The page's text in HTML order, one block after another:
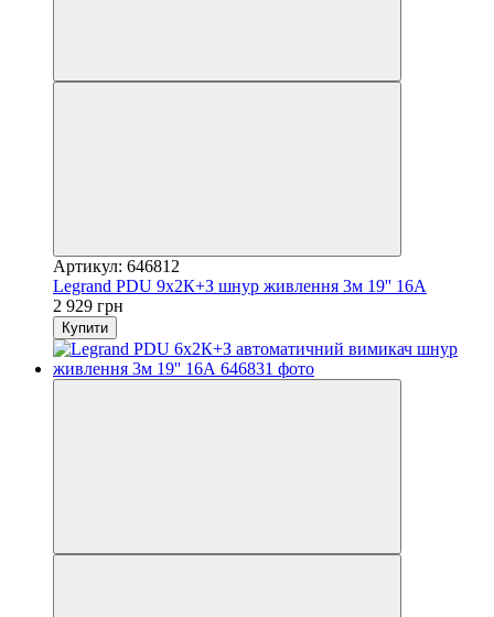
Артикул: 646812
Legrand PDU 9x2К+З шнур живлення 3м 19'' 16А
2 929 грн
Купити